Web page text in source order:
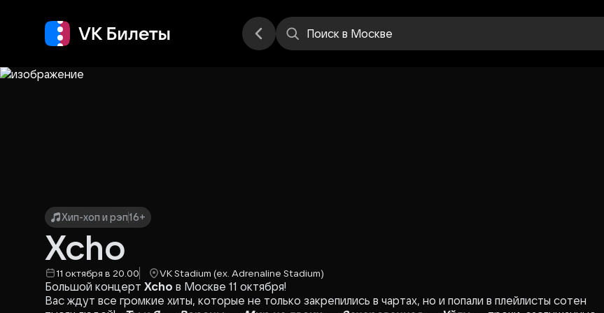
Поиск в Москве
Хип-хоп и рэп16+
Xcho
11 октября в 20.00 VK Stadium (ex. Adrenaline Stadium)
Большой концерт Xcho в Москве 11 октября!
Вас ждут все громкие хиты, которые не только закрепились в чартах, но и попали в плейлисты сотен